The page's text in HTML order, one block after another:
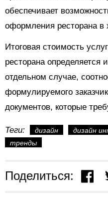
обеспечивает
оформления ресторана в
Итоговая стоимость
ресторана определяется
отдельном случае,
формулируемого
документов, которые
Теги: дизайн дизайн
тренды
Поделиться: